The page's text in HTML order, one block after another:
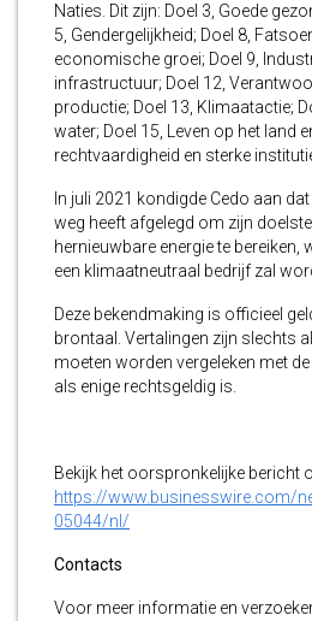
Naties. Dit zijn: Doel 3, Goede
5, Gendergelijkheid; Doel 8,
economische groei; Doel 9,
infrastructuur; Doel 12,
productie; Doel 13, Klimaatactie;
water; Doel 15, Leven op het land
rechtvaardigheid en sterke
In juli 2021 kondigde Cedo aan
weg heeft afgelegd om zijn
hernieuwbare energie te bereiken,
een klimaatneutraal bedrijf zal
Deze bekendmaking is officieel
brontaal. Vertalingen zijn slechts
moeten worden vergeleken met
als enige rechtsgeldig is.
Bekijk het oorspronkelijke bericht
https://www.businesswire.com/
05044/nl/
Contacts
Voor meer informatie en